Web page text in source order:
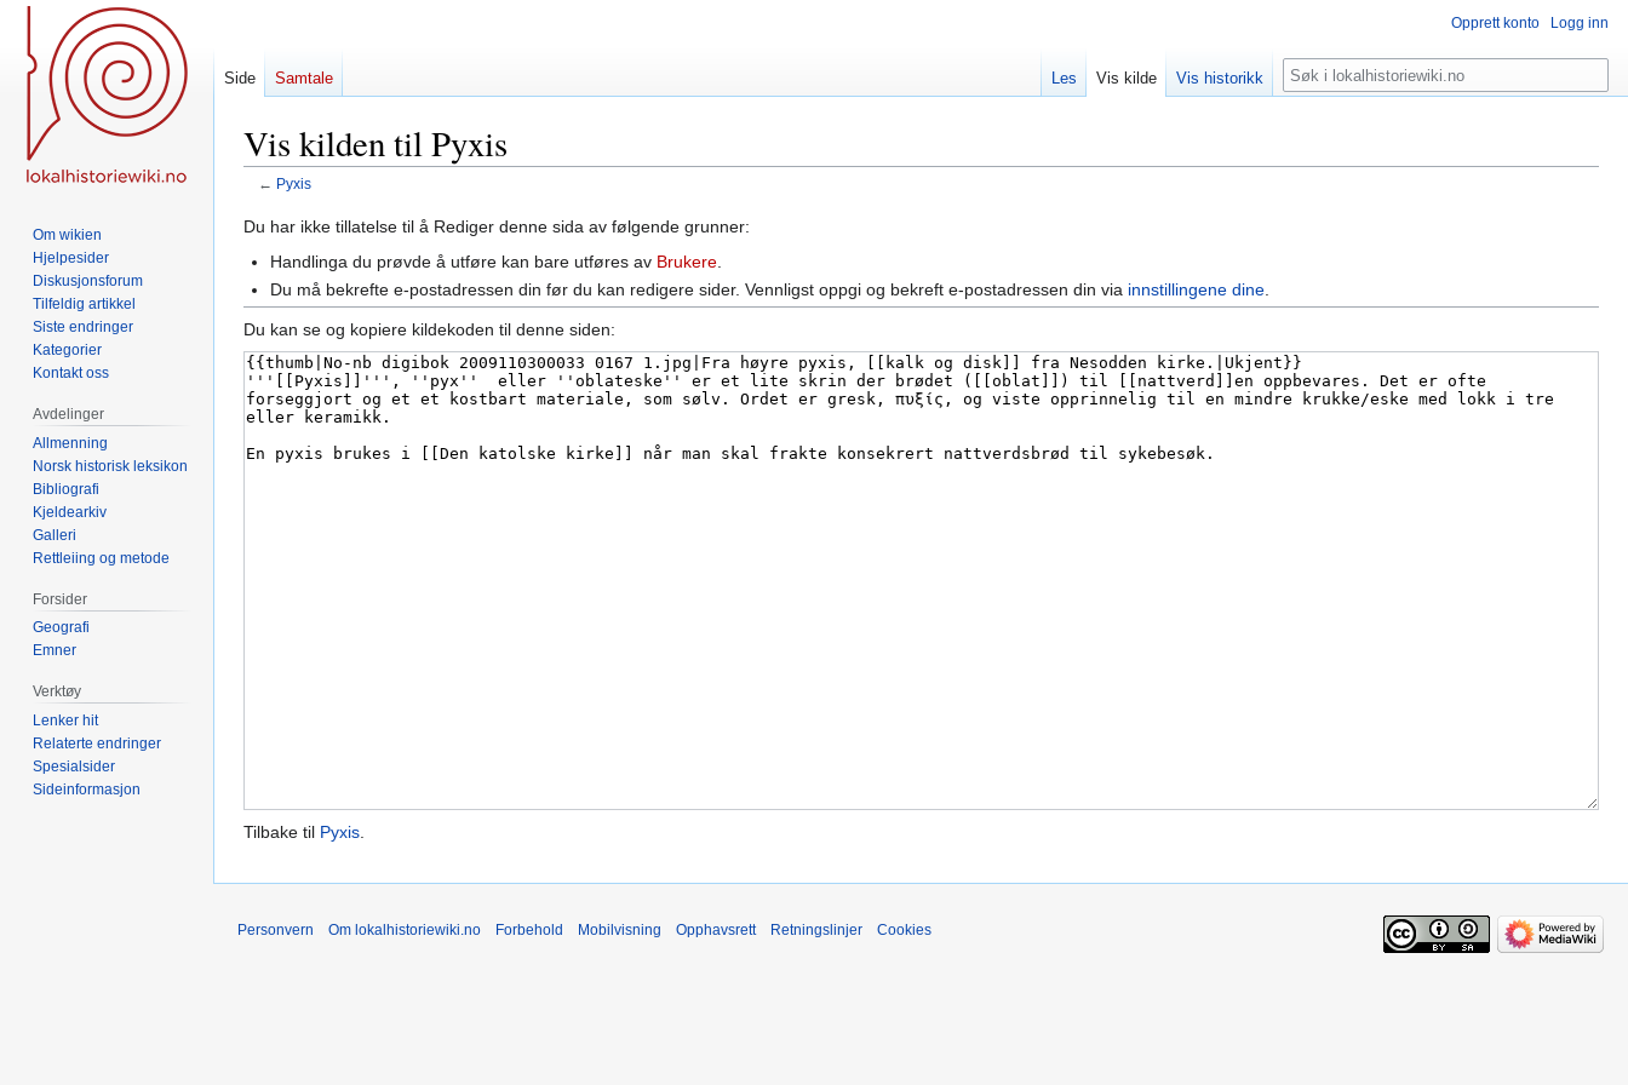
Vis kilden til Pyxis
← Pyxis
Hopp
navigering
Hopp
Du har ikke tillatelse til å Rediger denne sida av følgende grunner:
Handlinga du prøvde å utføre kan bare utføres av Brukere
Du må bekrefte e-postadressen din før du kan redigere sider. Vennligst oppgi og bekreft e-postadressen din via innstillingene dine
Du kan se og kopiere kildekoden til denne siden:
Tilbake til Pyxis.
Opprett konto Logg inn
Side Samtale Les Vis kilde Vis historikk Søk
Om wikien
Hjelpesider
Diskusjonsforum
Tilfeldig artikkel
Siste endringer
Kategorier
Kontakt oss
Avdelinger
Allmenning
Norsk historisk leksikon
Bibliografi
Kjeldearkiv
Galleri
Rettleiing og metode
Forsider
Geografi
Emner
Verktøy
Lenker hit
Relaterte endringer
Spesialsider
Sideinformasjon
Personvern Om lokalhistoriewiki.no Forbehold Mobilvisning Opphavsrett Retningslinjer Cookies